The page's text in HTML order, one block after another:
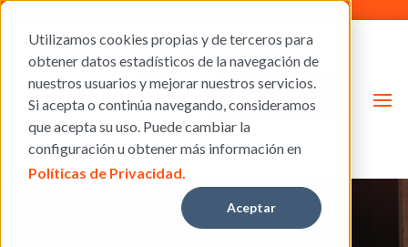
Utilizamos cookies propias y de terceros para
obtener datos estadísticos de la navegación de
nuestros usuarios y mejorar nuestros servicios.
Si acepta o continúa navegando, consideramos
que acepta su uso. Puede cambiar la
configuración u obtener más información en
Políticas de Privacidad.
Aceptar
Donar